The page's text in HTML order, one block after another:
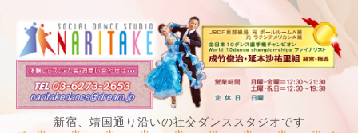
新宿、靖国通り沿いの社交ダンススタジオです